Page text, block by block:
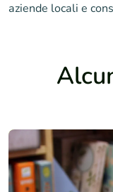
aziende locali e